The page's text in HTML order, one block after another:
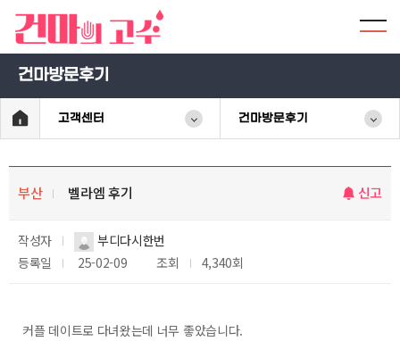
건마방문후기
고객센터 건마방문후기
부산 벨라엠 후기 신고
작성자
부디다시한번
등록일
25-02-09 조회 4,340회
커플 데이트로 다녀왔는데 너무 좋았습니다.